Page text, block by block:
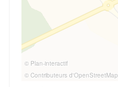
© Plan-interactif
© Contributeurs d'OpenStreetMap